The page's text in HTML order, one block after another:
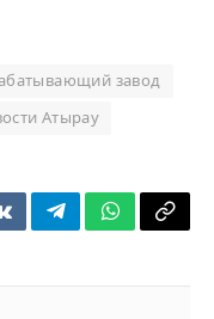
завод
Атырау
VKontakteTelegramWhatsApp
Copy